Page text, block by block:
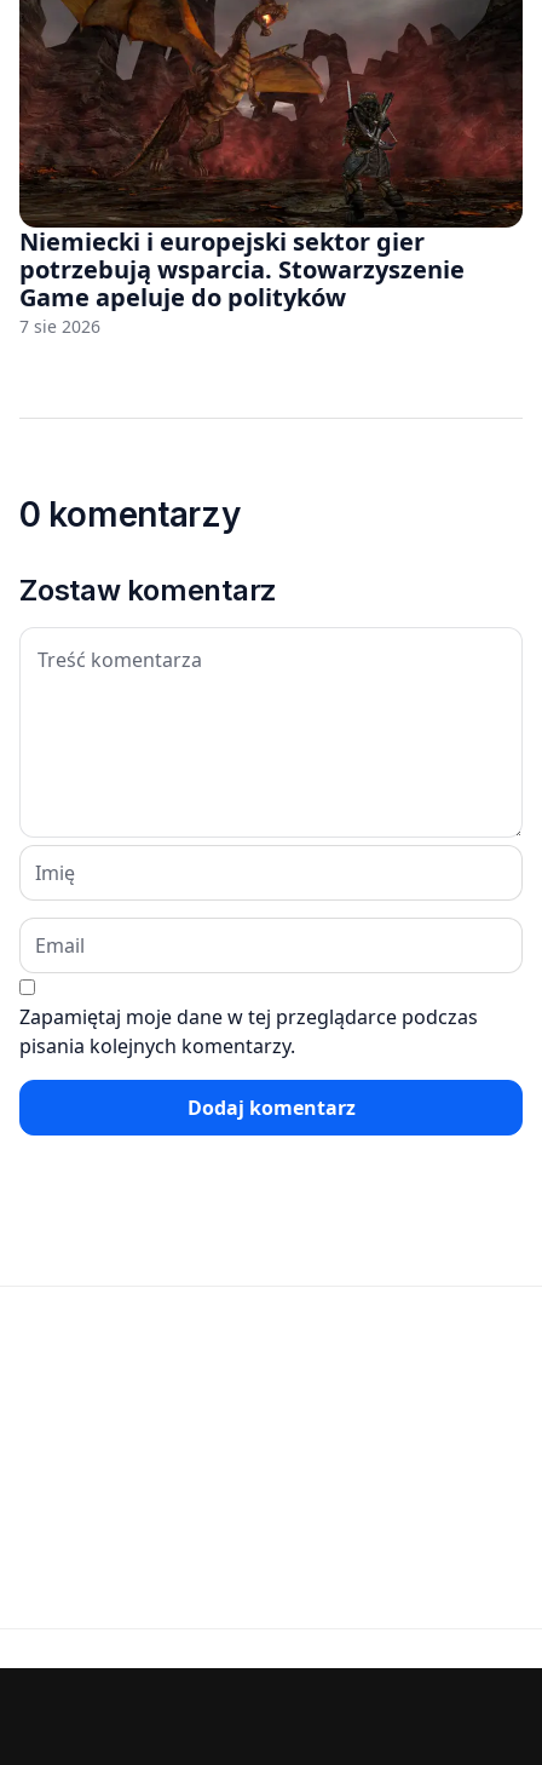
Niemiecki i europejski sektor gier
potrzebują wsparcia. Stowarzyszenie
Game apeluje do polityków
7 sie 2026
0 komentarzy
Zostaw komentarz
Zapamiętaj moje dane w tej przeglądarce podczas
pisania kolejnych komentarzy.
Dodaj komentarz